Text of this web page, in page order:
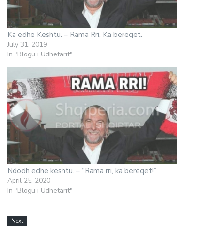
Ka edhe Keshtu. – Rama Rri, Ka bereqet.
July 31, 2019
In "Blogu i Udhëtarit"
Ndodh edhe keshtu. – “Rama rri, ka bereqet!”
April 25, 2020
In "Blogu i Udhëtarit"
Next